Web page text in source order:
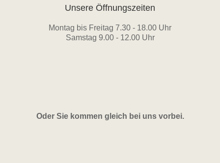
Unsere Öffnungszeiten
Montag bis Freitag 7.30 - 18.00 Uhr
Samstag 9.00 - 12.00 Uhr
Oder Sie kommen gleich bei uns vorbei.